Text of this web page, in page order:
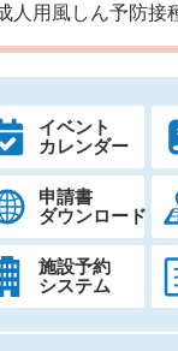
人用風しん予防接
イベント
カレンダー
申請書
ダウンロード
施設予約
システム